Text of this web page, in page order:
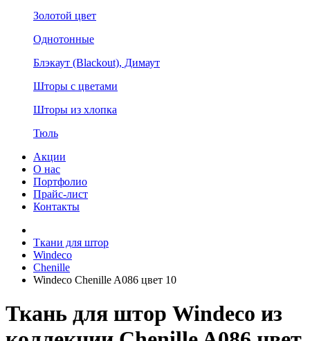
Золотой цвет
Однотонные
Блэкаут (Blackout), Димаут
Шторы с цветами
Шторы из хлопка
Тюль
Акции
О нас
Портфолио
Прайс-лист
Контакты
Ткани для штор
Windeco
Chenille
Windeco Chenille A086 цвет 10
Ткань для штор Windeco из